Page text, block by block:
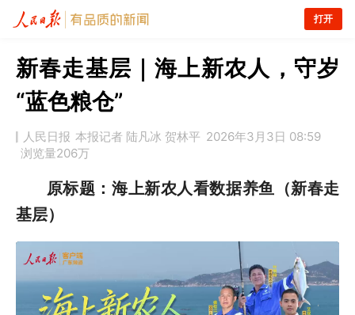
打开
新春走基层｜海上新农人，守岁
“蓝色粮仓”
人民日报 本报记者 陆凡冰 贺林平 2026年3月3日 08:59
浏览量206万
原标题：海上新农人看数据养鱼（新春走
基层）